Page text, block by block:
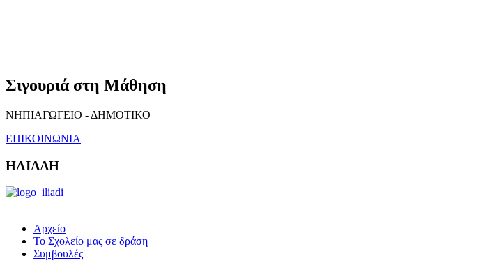
Σιγουριά στη Μάθηση
ΝΗΠΙΑΓΩΓΕΙΟ - ΔΗΜΟΤΙΚΟ
ΕΠΙΚΟΙΝΩΝΙΑ
ΗΛΙΑΔΗ
Αρχείο
Το Σχολείο μας σε δράση
Συμβουλές